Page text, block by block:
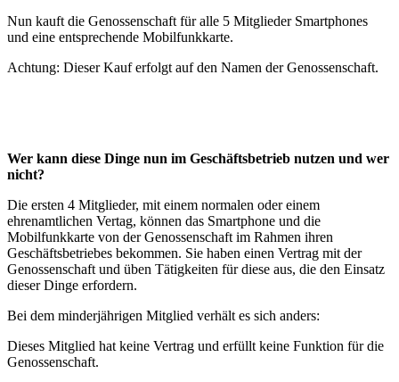
Nun kauft die Genossenschaft für alle 5 Mitglieder Smartphones
und eine entsprechende Mobilfunkkarte.
Achtung: Dieser Kauf erfolgt auf den Namen der Genossenschaft.
Wer kann diese Dinge nun im Geschäftsbetrieb nutzen und wer
nicht?
Die ersten 4 Mitglieder, mit einem normalen oder einem
ehrenamtlichen Vertag, können das Smartphone und die
Mobilfunkkarte von der Genossenschaft im Rahmen ihren
Geschäftsbetriebes bekommen. Sie haben einen Vertrag mit der
Genossenschaft und üben Tätigkeiten für diese aus, die den Einsatz
dieser Dinge erfordern.
Bei dem minderjährigen Mitglied verhält es sich anders:
Dieses Mitglied hat keine Vertrag und erfüllt keine Funktion für die
Genossenschaft.